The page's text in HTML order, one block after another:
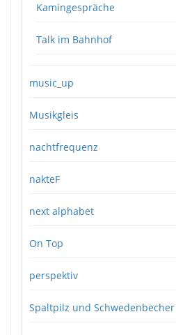
Kamingespräche
Talk im Bahnhof
music_up
Musikgleis
nachtfrequenz
nakteF
next alphabet
On Top
perspektiv
Spaltpilz und Schwedenbecher